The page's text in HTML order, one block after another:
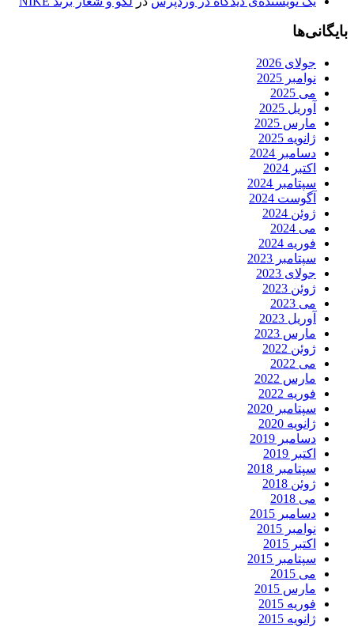
بایگانی‌ها
جولای 2026
نوامبر 2025
می 2025
آوریل 2025
مارس 2025
ژانویه 2025
دسامبر 2024
اکتبر 2024
سپتامبر 2024
آگوست 2024
ژوئن 2024
می 2024
فوریه 2024
سپتامبر 2023
جولای 2023
ژوئن 2023
می 2023
آوریل 2023
مارس 2023
ژوئن 2022
می 2022
مارس 2022
فوریه 2022
سپتامبر 2020
ژانویه 2020
دسامبر 2019
اکتبر 2019
سپتامبر 2018
ژوئن 2018
می 2018
دسامبر 2015
نوامبر 2015
اکتبر 2015
سپتامبر 2015
می 2015
مارس 2015
فوریه 2015
ژانویه 2015